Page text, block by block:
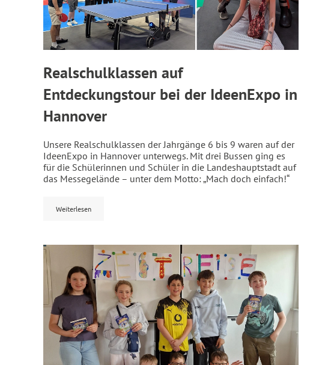
Realschulklassen auf
Entdeckungstour bei der IdeenExpo in
Hannover
Unsere Realschulklassen der Jahrgänge 6 bis 9 waren auf der
IdeenExpo in Hannover unterwegs. Mit drei Bussen ging es
für die Schülerinnen und Schüler in die Landeshauptstadt auf
das Messegelände – unter dem Motto: „Mach doch einfach!“
Weiterlesen